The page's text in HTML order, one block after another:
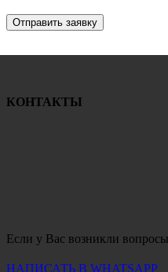
Отправить заявку
КОНТАКТЫ
Если у Вас возникли
НАПИСАТЬ В WHATSAPP